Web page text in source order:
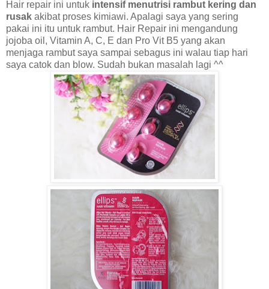
Hair repair ini untuk intensif menutrisi rambut kering dan
rusak akibat proses kimiawi. Apalagi saya yang sering
pakai ini itu untuk rambut. Hair Repair ini mengandung
jojoba oil, Vitamin A, C, E dan Pro Vit B5 yang akan
menjaga rambut saya sampai sebagus ini walau tiap hari
saya catok dan blow. Sudah bukan masalah lagi ^^